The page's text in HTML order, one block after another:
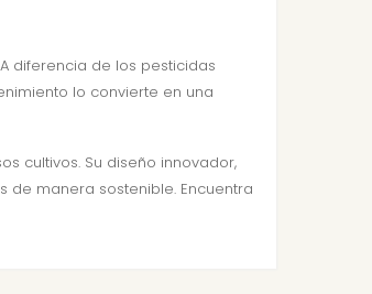
diferencia de los pesticidas
lo convierte en una
cultivos. Su diseño innovador,
manera sostenible. Encuentra